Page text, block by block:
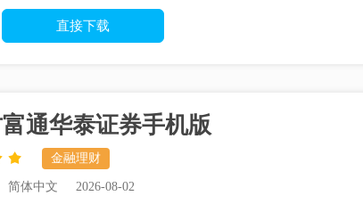
直接下载
通华泰证券手机版
金融理财
简体中文
2026-08-02